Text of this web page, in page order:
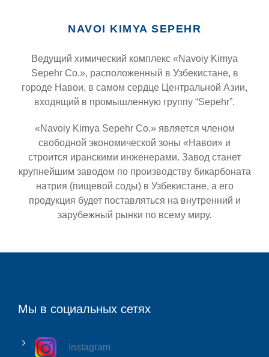
NAVOI KIMYA SEPEHR
Ведущий химический комплекс «Navoiy Kimya
Sepehr Co.», расположенный в Узбекистане, в
городе Навои, в самом сердце Центральной Азии,
входящий в промышленную группу “Sepehr”.
«Navoiy Kimya Sepehr Co.» является членом
свободной экономической зоны «Навои» и
строится иранскими инженерами. Завод станет
крупнейшим заводом по производству бикарбоната
натрия (пищевой соды) в Узбекистане, а его
продукция будет поставляться на внутренний и
зарубежный рынки по всему миру.
Мы в социальных сетях
Instagram